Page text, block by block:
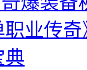
职业传
典